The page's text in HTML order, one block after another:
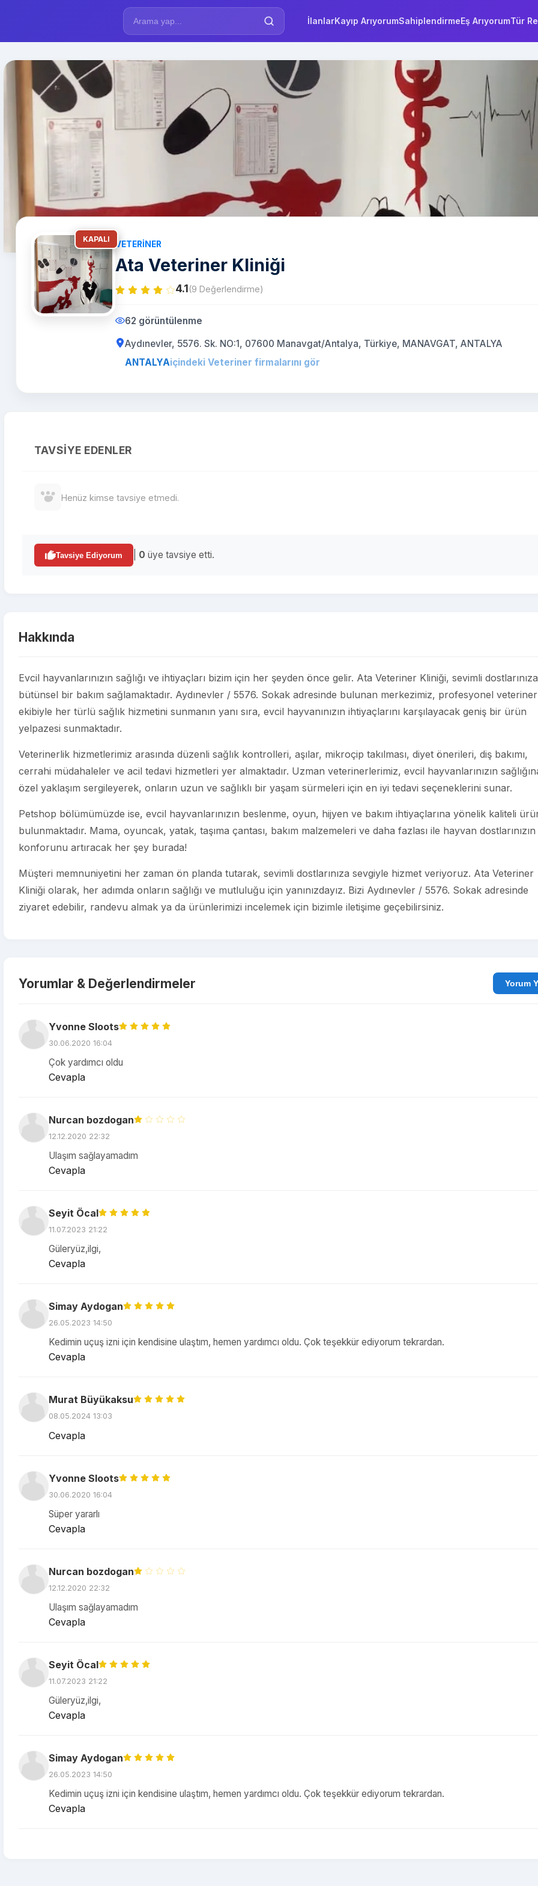
İlanlarKayıp ArıyorumSahiplendirmeEş ArıyorumTür
KAPALI
VETERINER
Ata Veteriner Kliniği
4.1(9 Değerlendirme)
62 görüntülenme
Aydınevler, 5576. Sk. NO:1, 07600 Manavgat/Antalya, Türkiye, MANAVGAT, ANTALYA
ANTALYAiçindeki Veteriner firmalarını gör
TAVSIYE EDENLER
Henüz kimse tavsiye etmedi.
Tavsiye Ediyorum 0 üye tavsiye etti.
Hakkında
Evcil hayvanlarınızın sağlığı ve ihtiyaçları bizim için her şeyden önce gelir. Ata Veteriner Kliniği, sevimli dostlarınıza
bütünsel bir bakım sağlamaktadır. Aydınevler / 5576. Sokak adresinde bulunan merkezimiz, profesyonel veteriner
ekibiyle her türlü sağlık hizmetini sunmanın yanı sıra, evcil hayvanınızın ihtiyaçlarını karşılayacak geniş bir ürün
yelpazesi sunmaktadır.
Veterinerlik hizmetlerimiz arasında düzenli sağlık kontrolleri, aşılar, mikroçip takılması, diyet önerileri, diş bakımı,
cerrahi müdahaleler ve acil tedavi hizmetleri yer almaktadır. Uzman veterinerlerimiz, evcil hayvanlarınızın
özel yaklaşım sergileyerek, onların uzun ve sağlıklı bir yaşam sürmeleri için en iyi tedavi seçeneklerini sunar.
Petshop bölümümüzde ise, evcil hayvanlarınızın beslenme, oyun, hijyen ve bakım ihtiyaçlarına yönelik kaliteli
bulunmaktadır. Mama, oyuncak, yatak, taşıma çantası, bakım malzemeleri ve daha fazlası ile hayvan dostlarınızın
konforunu artıracak her şey burada!
Müşteri memnuniyetini her zaman ön planda tutarak, sevimli dostlarınıza sevgiyle hizmet veriyoruz. Ata Veteriner
Kliniği olarak, her adımda onların sağlığı ve mutluluğu için yanınızdayız. Bizi Aydınevler / 5576. Sokak adresinde
ziyaret edebilir, randevu almak ya da ürünlerimizi incelemek için bizimle iletişime geçebilirsiniz.
Yorumlar & Değerlendirmeler
Yvonne Sloots
30.06.2020 16:04
Çok yardımcı oldu
Cevapla
Nurcan bozdogan
12.12.2020 22:32
Ulaşım sağlayamadım
Cevapla
Seyit Öcal
11.07.2023 21:22
Güleryüz,ilgi,
Cevapla
Simay Aydogan
26.05.2023 14:50
Kedimin uçuş izni için kendisine ulaştım, hemen yardımcı oldu. Çok teşekkür ediyorum tekrardan.
Cevapla
Murat Büyükaksu
08.05.2024 13:03
Cevapla
Yvonne Sloots
30.06.2020 16:04
Süper yararlı
Cevapla
Nurcan bozdogan
12.12.2020 22:32
Ulaşım sağlayamadım
Cevapla
Seyit Öcal
11.07.2023 21:22
Güleryüz,ilgi,
Cevapla
Simay Aydogan
26.05.2023 14:50
Kedimin uçuş izni için kendisine ulaştım, hemen yardımcı oldu. Çok teşekkür ediyorum tekrardan.
Cevapla